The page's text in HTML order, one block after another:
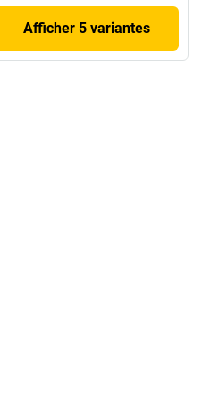
Afficher 5 variantes